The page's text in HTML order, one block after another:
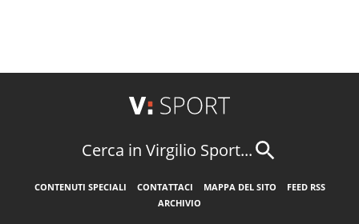
Cerca in Virgilio Sport...
CONTENUTI SPECIALI CONTATTACI MAPPA DEL SITO
FEED RSS
ARCHIVIO